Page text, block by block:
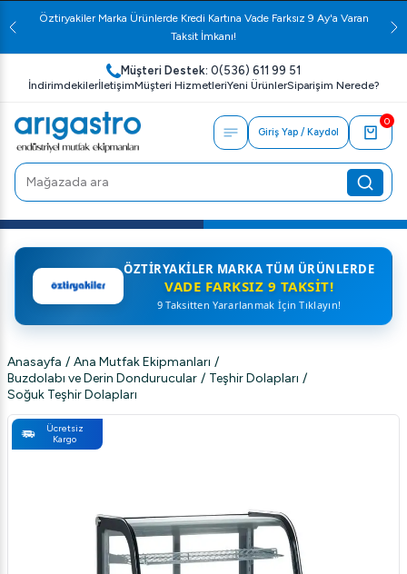
Öztiryakiler Marka Ürünlerde Kredi Kartına Vade Farksız 9 Ay'a Varan
Taksit İmkanı!
Müşteri Destek: 0(536) 611 99 51
İndirimdekilerİletişimMüşteri HizmetleriYeni ÜrünlerSiparişim Nerede?
Giriş Yap / Kaydol
0
ÖZTIRYAKILER MARKA TÜM ÜRÜNLERDE
VADE FARKSIZ 9 TAKSIT!
9 Taksitten Yararlanmak İçin Tıklayın!
Anasayfa / Ana Mutfak Ekipmanları /
Buzdolabı ve Derin Dondurucular / Teşhir Dolapları /
Soğuk Teşhir Dolapları
Ücretsiz
Kargo